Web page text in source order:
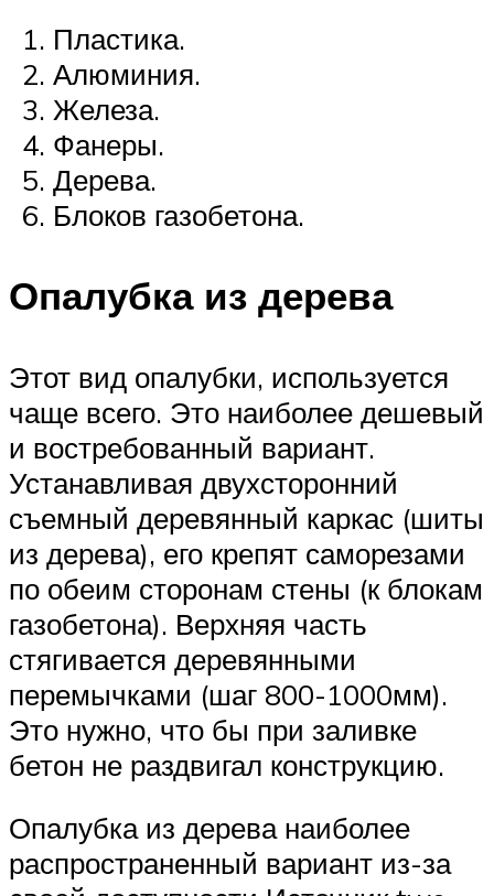
Пластика.
Алюминия.
Железа.
Фанеры.
Дерева.
Блоков газобетона.
Опалубка из дерева
Этот вид опалубки, используется
чаще всего. Это наиболее дешевый
и востребованный вариант.
Устанавливая двухсторонний
съемный деревянный каркас (шиты
из дерева), его крепят саморезами
по обеим сторонам стены (к блокам
газобетона). Верхняя часть
стягивается деревянными
перемычками (шаг 800-1000мм).
Это нужно, что бы при заливке
бетон не раздвигал конструкцию.
Опалубка из дерева наиболее
распространенный вариант из-за